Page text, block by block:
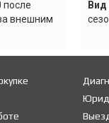
после
внешним
Вид